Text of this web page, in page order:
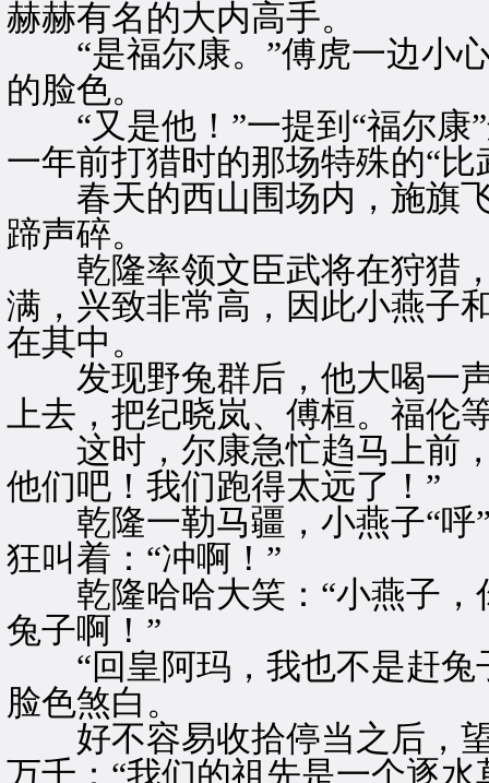
赫赫有名的大内高手。
“是福尔康。”傅虎一边小心
的脸色。
“又是他！”一提到“福尔康”
一年前打猎时的那场特殊的“比
春天的西山围场内，施旗飞
蹄声碎。
乾隆率领文臣武将在狩猎，
满，兴致非常高，因此小燕子
在其中。
发现野兔群后，他大喝一声
上去，把纪晓岚、傅桓。福伦
这时，尔康急忙趋马上前，
他们吧！我们跑得太远了！”
乾隆一勒马疆，小燕子“呼”
狂叫着：“冲啊！”
乾隆哈哈大笑：“小燕子，
兔子啊！”
“回皇阿玛，我也不是赶兔
脸色煞白。
好不容易收拾停当之后，望
万千：“我们的祖先是一个逐